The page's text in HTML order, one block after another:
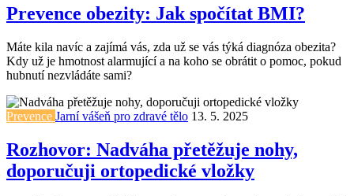
Prevence obezity: Jak spočítat BMI?
Máte kila navíc a zajímá vás, zda už se vás týká diagnóza obezita?
Kdy už je hmotnost alarmující a na koho se obrátit o pomoc, pokud
hubnutí nezvládáte sami?
Prevence Jarní vášeň pro zdravé tělo 13. 5. 2025
Rozhovor: Nadváha přetěžuje nohy,
doporučuji ortopedické vložky